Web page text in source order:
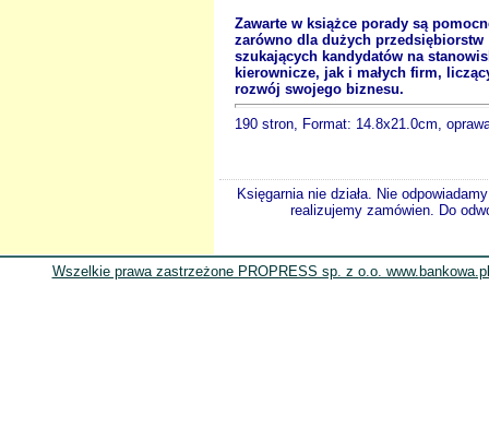
Zawarte w książce porady są
zarówno dla dużych przedsiębiorstw
szukających kandydatów na
kierownicze, jak i małych firm,
rozwój swojego biznesu.
190 stron, Format: 14.8x21.0cm,
Księgarnia nie działa. Nie
realizujemy zamówien. Do
Wszelkie prawa zastrzeżone PROPRESS sp. z o.o.